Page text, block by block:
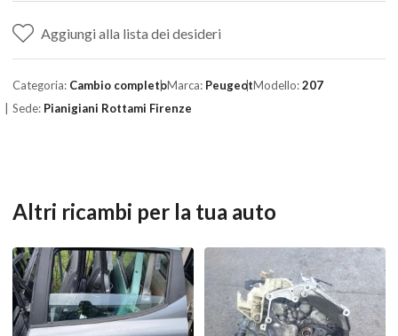
Aggiungi alla lista dei desideri
Categoria: Cambio completoMarca: PeugeotModello:207
Sede: Pianigiani Rottami Firenze
Altri ricambi per la tua auto